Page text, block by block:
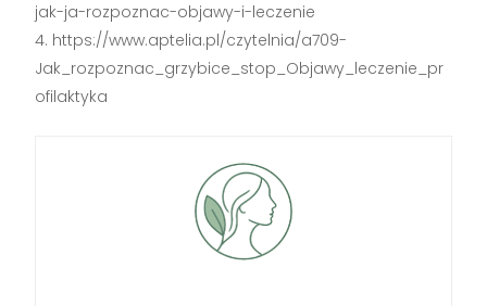
jak-ja-rozpoznac-objawy-i-leczenie
https://www.aptelia.pl/czytelnia/a709-
Jak_rozpoznac_grzybice_stop_Objawy_leczenie_pr
ofilaktyka